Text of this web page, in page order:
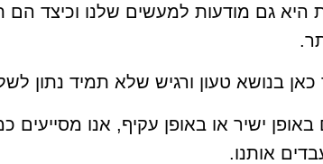
היא גם מודעות למעשים שלנו וכיצד הם
כאן בנושא טעון ורגיש שלא תמיד נתון
באופן ישיר או באופן עקיף, אנו
אותנו.